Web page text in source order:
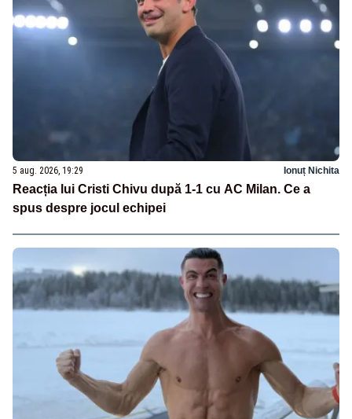
5 aug. 2026, 19:29 Ionuț Nichita
Reacția lui Cristi Chivu după 1-1 cu AC Milan. Ce a
spus despre jocul echipei